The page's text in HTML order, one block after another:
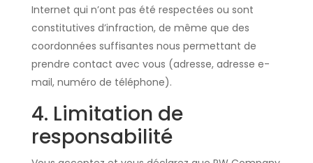
Internet qui n’ont pas été respectées ou sont
constitutives d’infraction, de même que des
coordonnées suffisantes nous permettant de
prendre contact avec vous (adresse, adresse e-
mail, numéro de téléphone).
4. Limitation de
responsabilité